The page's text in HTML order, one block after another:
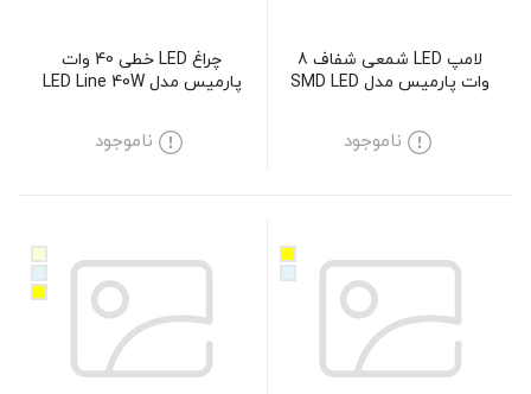
لامپ LED شمعی شفاف 8
وات پارمیس مدل SMD LED
ناموجود
چراغ LED خطی 40 وات
پارمیس مدل LED Line 40W
ناموجود